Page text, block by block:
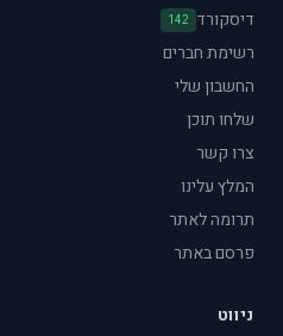
דיסקורד 142
רשימת חברים
החשבון שלי
שלחו תוכן
צרו קשר
המלץ עלינו
תרומה לאתר
פרסם באתר
ניווט